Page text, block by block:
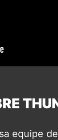
equipe de